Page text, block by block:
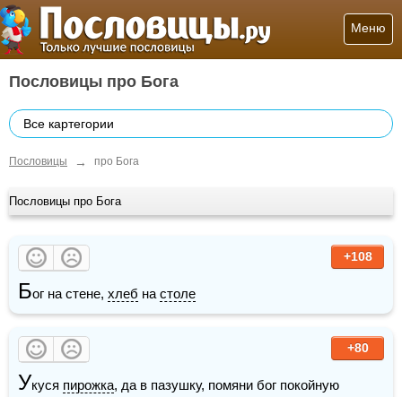
Меню
Пословицы про Бога
Все картегории
Пословицы → про Бога
Пословицы про Бога
+108
Бог на стене, хлеб на столе
+80
Укуся пирожка